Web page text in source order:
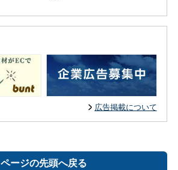
広告掲載について
ページの先頭へ戻る